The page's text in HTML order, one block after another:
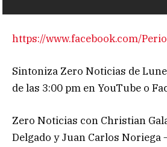
https://www.facebook.com/
Sintoniza Zero Noticias de
de las 3:00 pm en YouTube o
Zero Noticias con Christian
Delgado y Juan Carlos Noriega